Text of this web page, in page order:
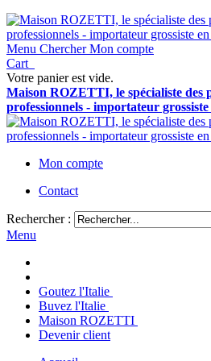
Menu Chercher Mon compte
Cart
Votre panier est vide.
Maison ROZETTI, le spécialiste des
professionnels - importateur
Mon compte
Contact
Rechercher :
Menu
Goutez l'Italie
Buvez l'Italie
Maison ROZETTI
Devenir client